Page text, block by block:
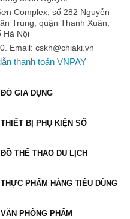
Complex, số 282 Nguyễn
Trung, quận Thanh Xuân,
Hà Nội
Email: cskh@chiaki.vn
thanh toán VNPAY
ĐỒ GIA DỤNG
THIẾT BỊ PHỤ KIỆN SỐ
ĐỒ THỂ THAO DU LỊCH
THỰC PHẨM HÀNG TIÊU DÙNG
VĂN PHÒNG PHẨM
NGAY